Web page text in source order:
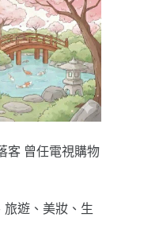
客 曾任電視購物
旅遊、美妝、生